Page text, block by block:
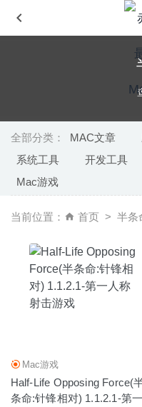
全部分类： MAC文章
系统工具
开发工具
Mac游戏
当前位置： 首页 半条
Mac游戏
Half-Life Opposing Force(
条命:针锋相对) 1.1.2.1-第
后期图像处理软件
FoldersSynchronizer
2020-03-25
Vitamin-R 4 4.18 –
DaVinci Resolve
色剪辑软件